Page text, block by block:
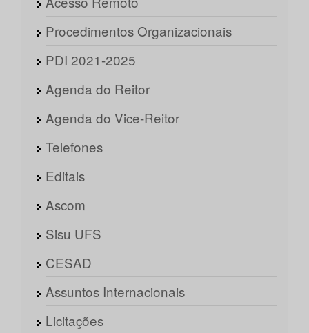
Procedimentos Organizacionais
PDI 2021-2025
Agenda do Reitor
Agenda do Vice-Reitor
Telefones
Editais
Ascom
Sisu UFS
CESAD
Assuntos Internacionais
Licitações